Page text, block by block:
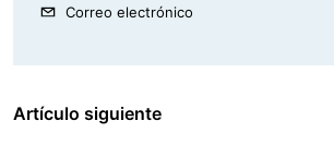
Correo electrónico
Artículo siguiente